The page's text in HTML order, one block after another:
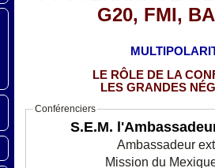
G20, FMI,
LE RÔLE DE LA
LES GRANDES
Conférenciers
S.E.M.
Ambassadeur
Mission du